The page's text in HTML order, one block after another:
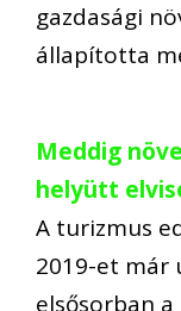
gazdasági
állapította
Meddig
helyütt
A turizmus
2019-et már
elsősorban